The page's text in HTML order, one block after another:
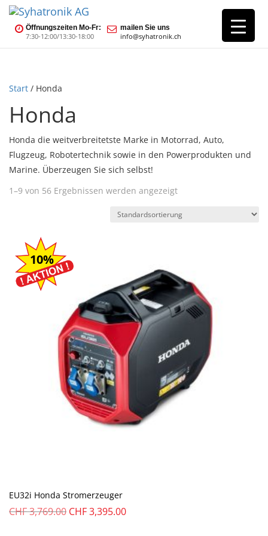
Öffnungszeiten Mo-Fr:
7:30-12:00/13:30-18:00
mailen Sie uns
info@syhatronik.ch
Start / Honda
Honda
Honda die weitverbreitetste Marke in Motorrad, Auto,
Flugzeug, Robotertechnik sowie in den Powerprodukten und
Marine. Überzeugen Sie sich selbst!
1–9 von 56 Ergebnissen werden angezeigt
10%
EU32i Honda Stromerzeuger
CHF3,769.00 Ursprünglicher
CHF3,395.00Aktueller